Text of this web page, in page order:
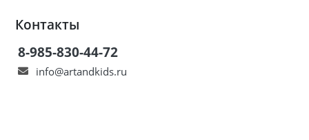
Контакты
8-985-830-44-72
info@artandkids.ru